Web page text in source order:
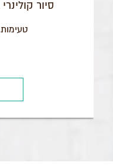
סיור